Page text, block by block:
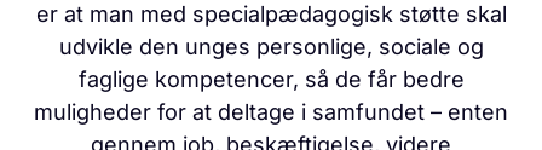
er at man med specialpædagogisk støtte skal
udvikle den unges personlige, sociale og
faglige kompetencer, så de får bedre
muligheder for at deltage i samfundet – enten
gennem job, beskæftigelse, videre